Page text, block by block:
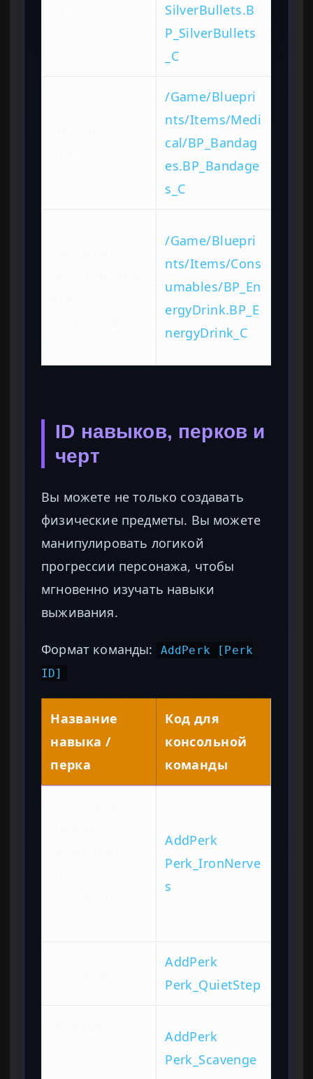
SilverBullets.B
P_SilverBullets
_C
/Game/Bluepri
nts/Items/Medi
cal/BP_Bandag
es.BP_Bandage
s_C
/Game/Bluepri
nts/Items/Cons
umables/BP_En
ergyDrink.BP_E
nergyDrink_C
ID навыков, перков и
черт
Вы можете не только создавать
физические предметы. Вы можете
манипулировать логикой
прогрессии персонажа, чтобы
мгновенно изучать навыки
выживания.
Формат команды:
AddPerk [Perk
ID]
Название
навыка /
перка
Код для
консольной
команды
AddPerk
Perk_IronNerve
s
AddPerk
Perk_QuietStep
AddPerk
Perk_Scavenge